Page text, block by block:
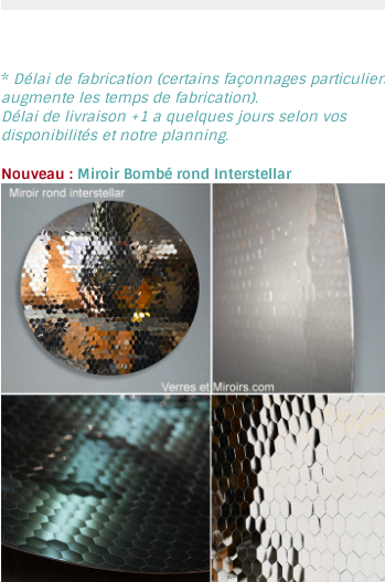
* Délai de fabrication (certains façonnages
augmente les temps de fabrication).
Délai de livraison +1 a quelques jours selon vos
disponibilités et notre planning.
Nouveau : Miroir Bombé rond Interstellar